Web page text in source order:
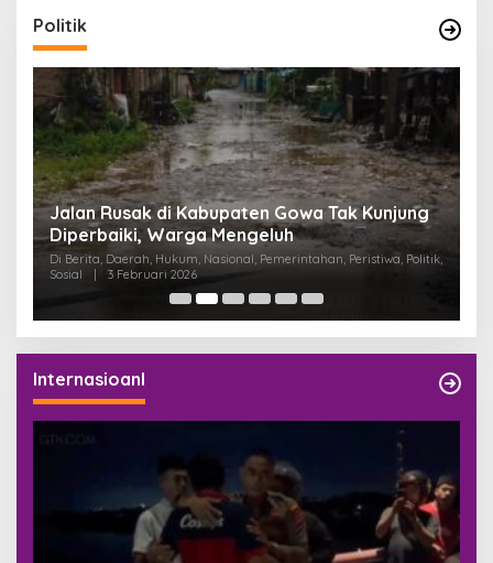
Politik
Jalan Rusak di Kabupaten Gowa Tak Kunjung
Diperbaiki, Warga Mengeluh
Di Berita, Daerah, Hukum, Nasional, Pemerintahan, Peristiwa, Politik,
Sosial
3 Februari 2026
Internasioanl